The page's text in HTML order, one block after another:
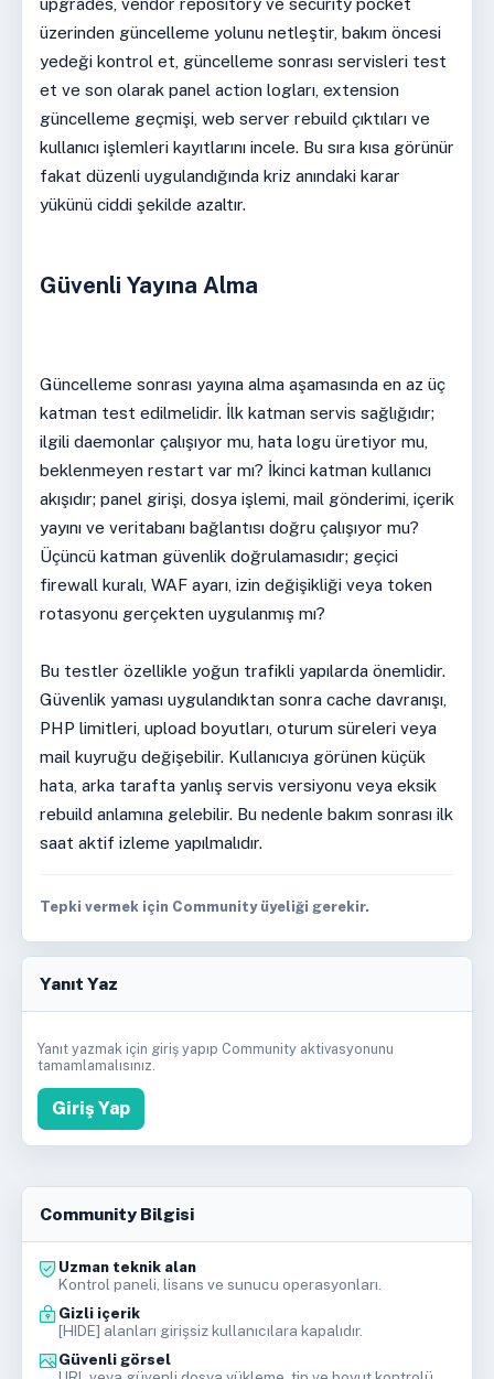
üzerinden güncelleme yolunu netleştir, bakım öncesi
yedeği kontrol et, güncelleme sonrası servisleri test
et ve son olarak panel action logları, extension
güncelleme geçmişi, web server rebuild çıktıları ve
kullanıcı işlemleri kayıtlarını incele. Bu sıra kısa görünür
fakat düzenli uygulandığında kriz anındaki karar
yükünü ciddi şekilde azaltır.
Güvenli Yayına Alma
Güncelleme sonrası yayına alma aşamasında en az üç
katman test edilmelidir. İlk katman servis sağlığıdır;
ilgili daemonlar çalışıyor mu, hata logu üretiyor mu,
beklenmeyen restart var mı? İkinci katman kullanıcı
akışıdır; panel girişi, dosya işlemi, mail gönderimi, içerik
yayını ve veritabanı bağlantısı doğru çalışıyor mu?
Üçüncü katman güvenlik doğrulamasıdır; geçici
firewall kuralı, WAF ayarı, izin değişikliği veya token
rotasyonu gerçekten uygulanmış mı?
Bu testler özellikle yoğun trafikli yapılarda önemlidir.
Güvenlik yaması uygulandıktan sonra cache davranışı,
PHP limitleri, upload boyutları, oturum süreleri veya
mail kuyruğu değişebilir. Kullanıcıya görünen küçük
hata, arka tarafta yanlış servis versiyonu veya eksik
rebuild anlamına gelebilir. Bu nedenle bakım sonrası ilk
saat aktif izleme yapılmalıdır.
Tepki vermek için Community üyeliği gerekir.
Yanıt Yaz
Yanıt yazmak için giriş yapıp Community aktivasyonunu
tamamlamalısınız.
Giriş Yap
Community Bilgisi
Uzman teknik alan
Kontrol paneli, lisans ve sunucu operasyonları.
Gizli içerik
[HIDE] alanları girişsiz kullanıcılara kapalıdır.
Güvenli görsel